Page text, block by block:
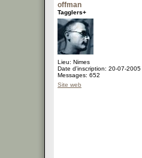
offman
Tagglers+
Lieu: Nimes
Date d'inscription: 20-07-2005
Messages: 652
Site web